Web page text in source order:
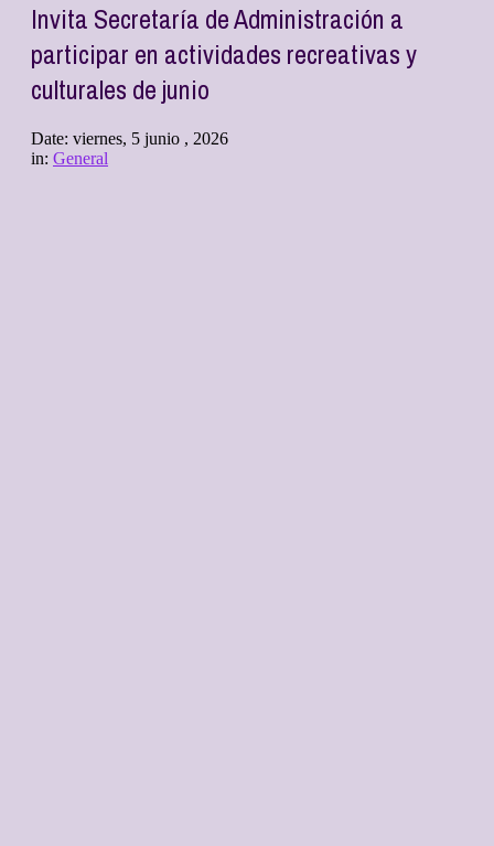
Invita Secretaría de Administración a
participar en actividades recreativas y
culturales de junio
Date: viernes, 5 junio , 2026
in: General